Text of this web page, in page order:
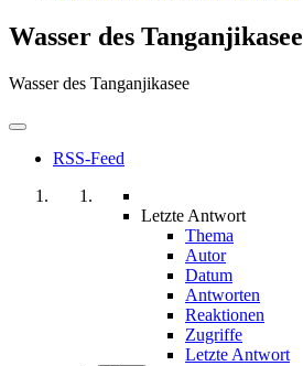
Wasser des Tanganjikasee
Wasser des Tanganjikasee
RSS-Feed
Letzte Antwort
Thema
Autor
Datum
Antworten
Reaktionen
Zugriffe
Letzte Antwort